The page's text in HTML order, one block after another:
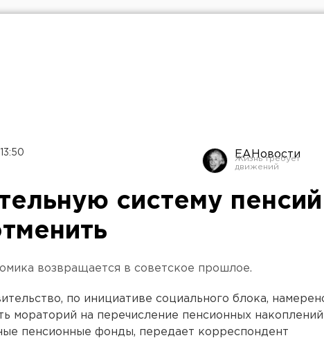
ЕАНовости
систему пенсий
возвращается в советское прошлое.
по инициативе социального блока,
мораторий на перечисление пенсионных
пенсионные фонды, передает корреспондент